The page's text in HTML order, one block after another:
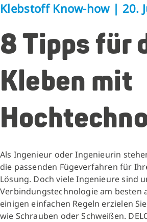
Klebstoff Know-how | 20.
8 Tipps für
Kleben mit
Als Ingenieur oder Ingenieurin
die passenden Fügeverfahren für
Lösung. Doch viele Ingenieure sind
Verbindungstechnologie am
einigen einfachen Regeln erzielen
wie Schrauben oder Schweißen.